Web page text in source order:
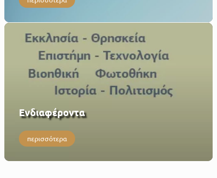
Eνδιαφέροντα
περισσότερα